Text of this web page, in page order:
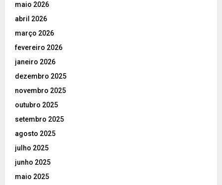
maio 2026
abril 2026
março 2026
fevereiro 2026
janeiro 2026
dezembro 2025
novembro 2025
outubro 2025
setembro 2025
agosto 2025
julho 2025
junho 2025
maio 2025